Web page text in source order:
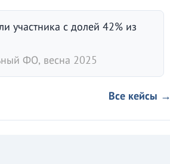
участника с долей 42% из
ФО, весна 2025
Все кейсы →